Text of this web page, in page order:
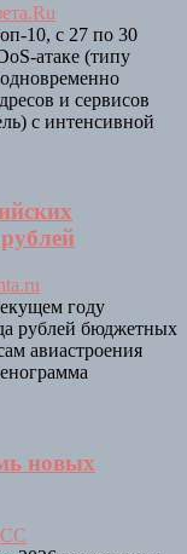
10, с 27 по 30
атаке (типу
и сервисов
с интенсивной
году
рублей бюджетных
авиастроения
новых